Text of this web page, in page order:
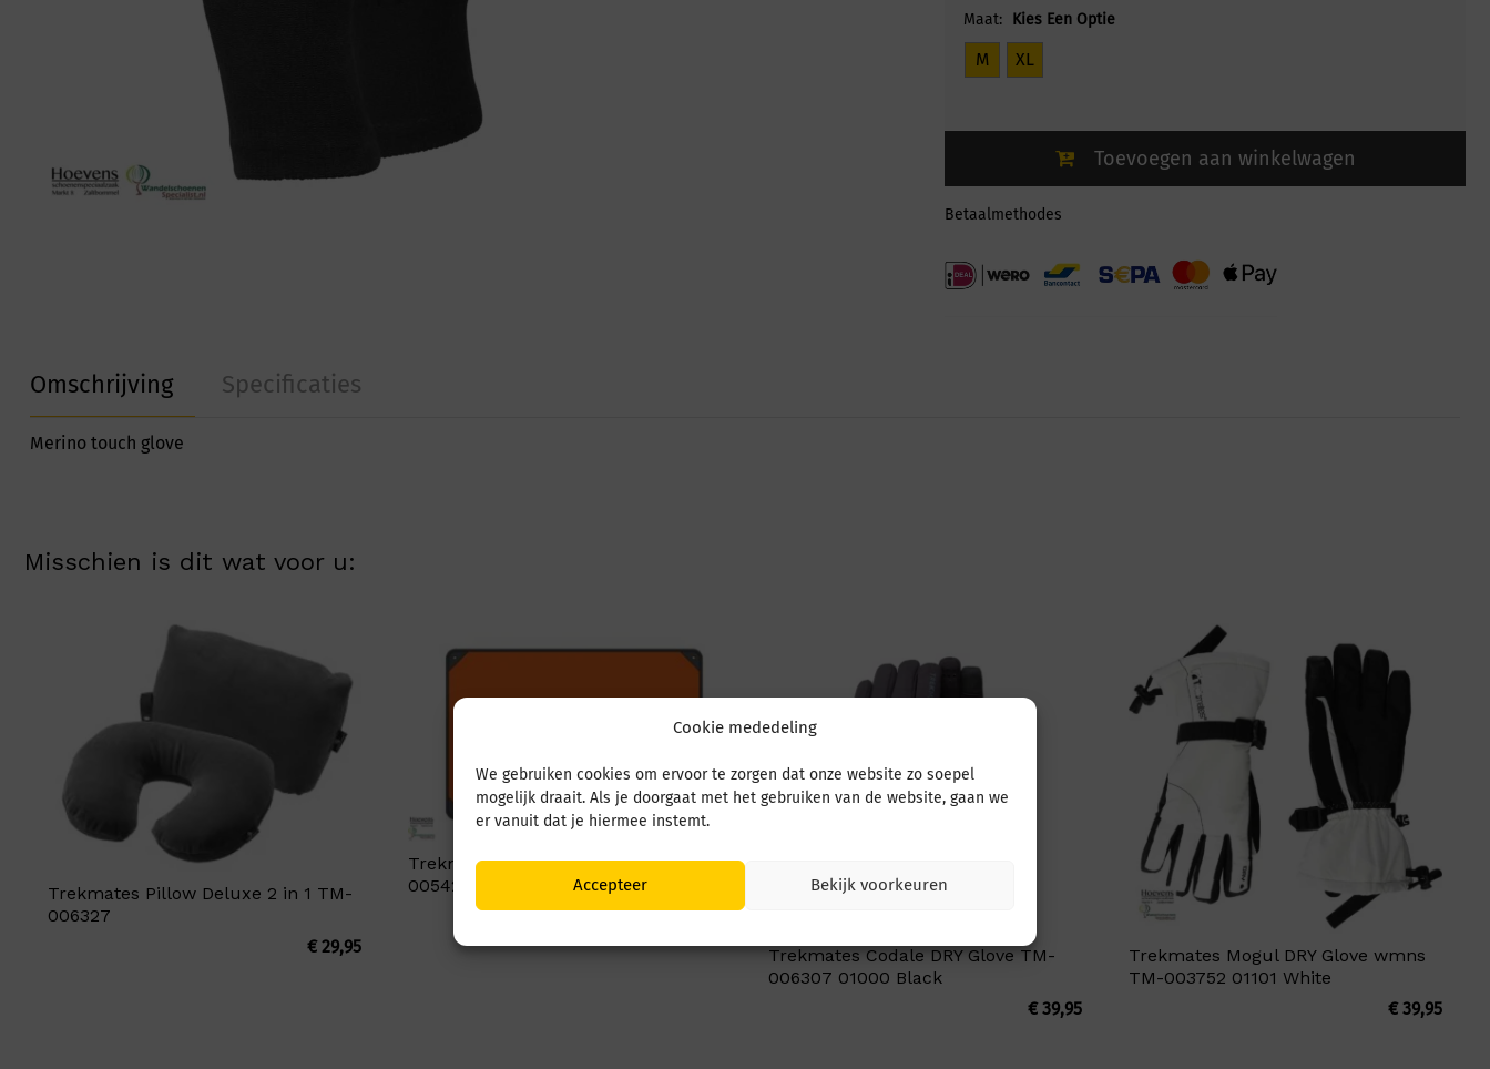
Cookie mededeling
We gebruiken cookies om ervoor te zorgen dat onze website zo soepel
mogelijk draait. Als je doorgaat met het gebruiken van de website, gaan we
er vanuit dat je hiermee instemt.
Accepteer Bekijk voorkeuren
Maat: Kies Een Optie
M XL
Toevoegen aan winkelwagen
Betaalmethodes
Omschrijving Specificaties
Merino touch glove
Misschien is dit wat voor u:
Trekmates Pillow Deluxe 2 in 1 TM-
006327
€29,95
Trekmates Thermo Blanket TM-
005421 Orange
€27,50
Trekmates Codale DRY Glove TM-
006307 01000 Black
€39,95
Trekmates Mogul DRY Glove wmns
TM-003752 01101 White
€39,95